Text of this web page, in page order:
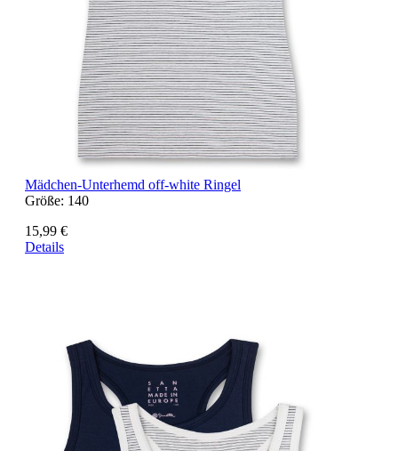
Mädchen-Unterhemd off-white Ringel
Größe: 140
15,99 €
Details